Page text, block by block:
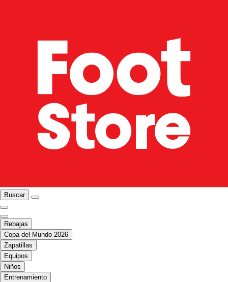
Buscar
Rebajas
Copa del Mundo 2026
Zapatillas
Equipos
Niños
Entrenamiento